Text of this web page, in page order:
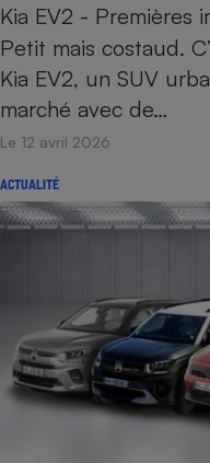
Kia EV2 - Premières
Petit mais costaud.
Kia EV2, un SUV
marché avec de…
Le 12 avril 2026
ACTUALITÉ